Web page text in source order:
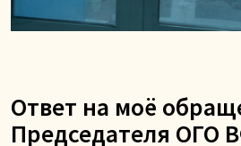
Ответ на моё
Председателя ОГО